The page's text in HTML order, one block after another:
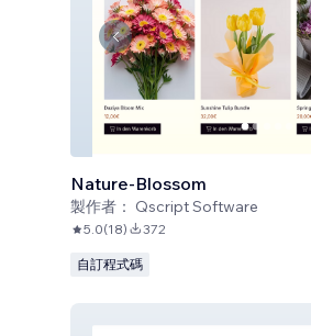
Nature-Blossom
製作者： Qscript Software
5.0(18) 372
自訂程式碼